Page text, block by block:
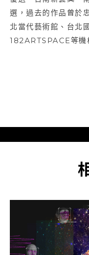
選，過去的作品曾於
北當代藝術館、台北
182ARTSPACE等機